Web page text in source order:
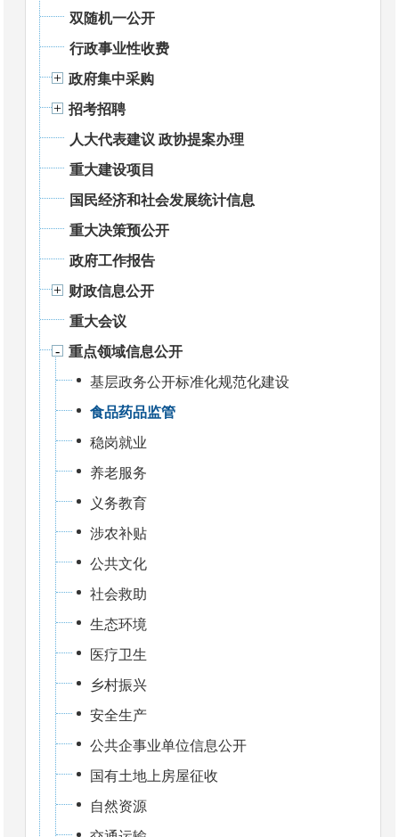
双随机一公开
行政事业性收费
政府集中采购
招考招聘
人大代表建议 政协提案办理
重大建设项目
国民经济和社会发展统计信息
重大决策预公开
政府工作报告
财政信息公开
重大会议
重点领域信息公开
基层政务公开标准化规范化建设
食品药品监管
稳岗就业
养老服务
义务教育
涉农补贴
公共文化
社会救助
生态环境
医疗卫生
乡村振兴
安全生产
公共企事业单位信息公开
国有土地上房屋征收
自然资源